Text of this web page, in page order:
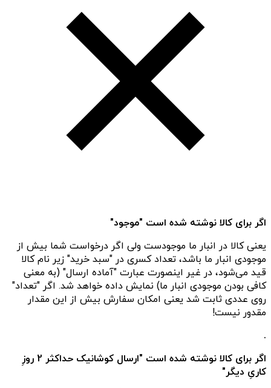
اگر برای کالا نوشته شده است "موجود"
یعنی کالا در انبار ما موجودست ولی اگر درخواست شما بیش از
موجودی انبار ما باشد، تعداد کسری در "سبد خرید" زیر نام کالا
قید می‌شود، در غیر اینصورت عبارت "آماده ارسال" (به معنی
کافی بودن موجودی انبار ما) نمایش داده خواهد شد. اگر "تعداد"
روی عددی ثابت شد یعنی امکان سفارش بیش از این مقدار
مقدور نیست!
.
اگر برای کالا نوشته شده است "ارسال کوشانیک حداکثر 2 روزِ
کاریِ دیگر"